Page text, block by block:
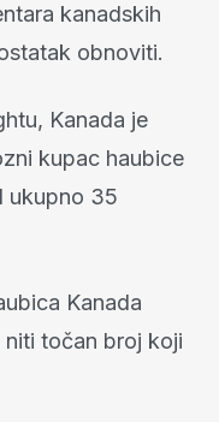
kanadskih
obnoviti.
Kanada je
kupac haubice
ukupno 35
Kanada
niti točan broj koji